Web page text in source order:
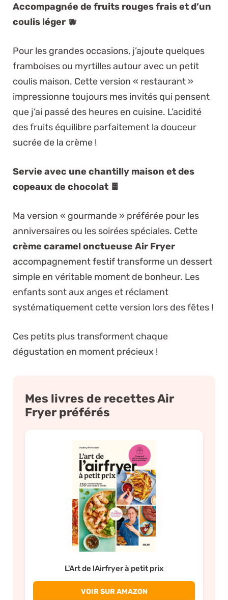
Accompagnée de fruits rouges frais et d’un
coulis léger 🫐
Pour les grandes occasions, j’ajoute quelques
framboises ou myrtilles autour avec un petit
coulis maison. Cette version « restaurant »
impressionne toujours mes invités qui pensent
que j’ai passé des heures en cuisine. L’acidité
des fruits équilibre parfaitement la douceur
sucrée de la crème !
Servie avec une chantilly maison et des
copeaux de chocolat 🍫
Ma version « gourmande » préférée pour les
anniversaires ou les soirées spéciales. Cette
crème caramel onctueuse Air Fryer
accompagnement festif transforme un dessert
simple en véritable moment de bonheur. Les
enfants sont aux anges et réclament
systématiquement cette version lors des fêtes !
Ces petits plus transforment chaque
dégustation en moment précieux !
Mes livres de recettes Air
Fryer préférés
L'Art de lAirfryer à petit prix
VOIR SUR AMAZON